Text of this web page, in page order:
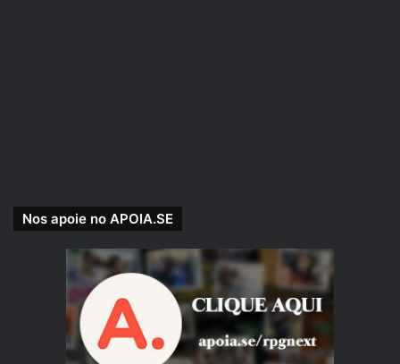
Boletim Informativo RPG Next
Nos apoie no APOIA.SE